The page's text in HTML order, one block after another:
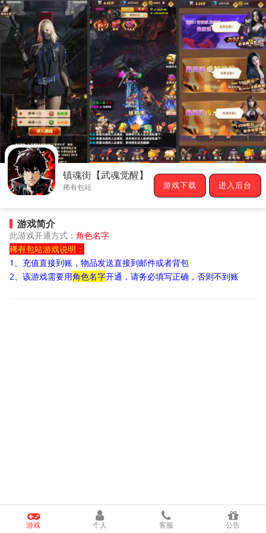
镇魂街【武魂觉醒】
稀有包站 游戏下载 进入后台
游戏简介
此游戏开通方式： 角色名字
稀有包站游戏说明：
1、充值直接到账，物品发送直接到邮件或者背包
2、该游戏需要用角色名字开通，请务必填写正确，否则不到账
游戏 个人 客服 公告